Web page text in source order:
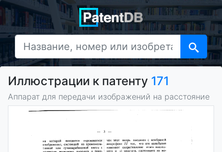
Иллюстрации к патенту 171
Аппарат для передачи изображений на расстояние